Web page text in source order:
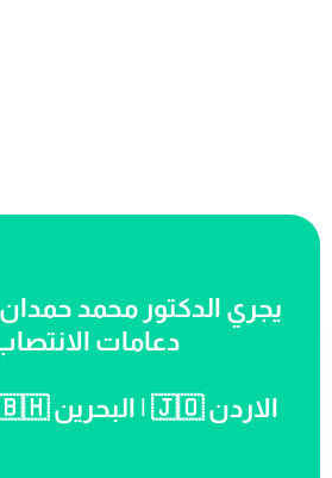
يجري الدكتور محمد
دعامات
الاردن 🇯🇴 | البحرين 🇧🇭 | فرنسا 🇫🇷